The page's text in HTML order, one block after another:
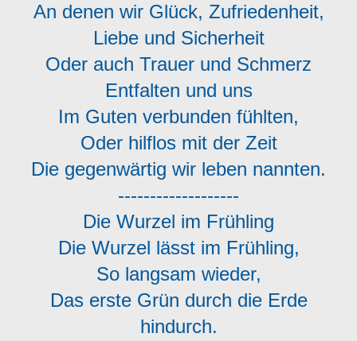
An denen wir Glück, Zufriedenheit,
Liebe und Sicherheit
Oder auch Trauer und Schmerz
Entfalten und uns
Im Guten verbunden fühlten,
Oder hilflos mit der Zeit
Die gegenwärtig wir leben nannten.
-------------------
Die Wurzel im Frühling
Die Wurzel lässt im Frühling,
So langsam wieder,
Das erste Grün durch die Erde
hindurch.